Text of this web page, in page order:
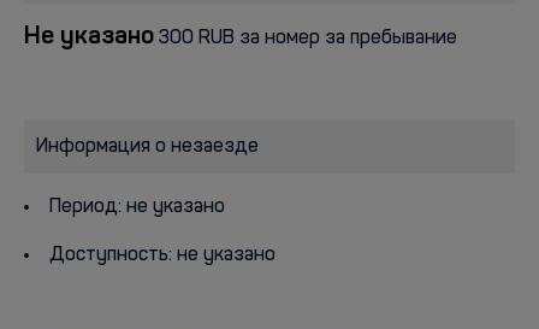
Не указано 300 RUB за номер за пребывание
Информация о незаезде
Период: не указано
Доступность: не указано